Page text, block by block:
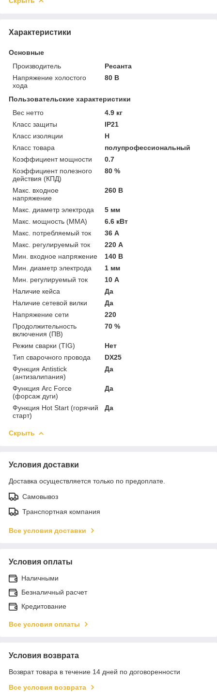
Характеристики
Основные
Производитель
Ресанта
Напряжение холостого
хода
80 В
Пользовательские характеристики
Вес нетто
4.9 кг
Класс защиты
IP21
Класс изоляции
H
Класс товара
полупрофессиональный
Коэффициент мощности
0.7
Коэффициент полезного
действия (КПД)
80 %
Макс. входное
напряжение
260 В
Макс. диаметр электрода
5 мм
Макс. мощность (MMA)
6.6 кВт
Макс. потребляемый ток
36 А
Макс. регулируемый ток
220 А
Мин. входное напряжение
140 В
Мин. диаметр электрода
1 мм
Мин. регулируемый ток
10 А
Наличие кейса
Да
Наличие сетевой вилки
Да
Напряжение сети
220
Продолжительность
включения (ПВ)
70 %
Режим сварки (TIG)
Нет
Тип сварочного провода
DX25
Функция Antistick
(антизалипания)
Да
Функция Arc Force
(форсаж дуги)
Да
Функция Hot Start (горячий
старт)
Да
Скрыть
Условия доставки
Доставка осуществляется только по предоплате.
Самовывоз
Транспортная компания
Все условия доставки
Условия оплаты
Наличными
Безналичный расчет
Кредитование
Все условия оплаты
Условия возврата
Возврат товара в течение 14 дней по договоренности
Все условия возврата